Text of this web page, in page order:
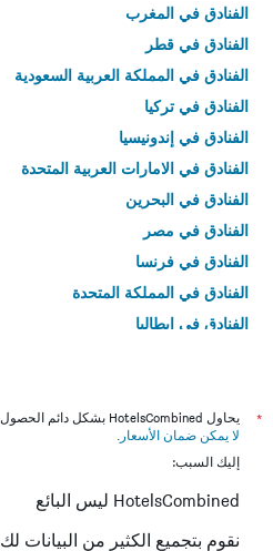
الفنادق في المغرب
الفنادق في قطر
الفنادق في المملكة العربية السعودية
الفنادق في تركيا
الفنادق في إندونيسيا
الفنادق في الامارات العربية المتحدة
الفنادق في البحرين
الفنادق في مصر
الفنادق في فرنسا
الفنادق في المملكة المتحدة
الفنادق في إيطاليا
*
يحاول HotelsCombined بشكل دائم الحصول على الأسعار الدقيقة، ولكن
لا يمكن ضمان الأسعار .
إليك السبب:
HotelsCombined ليس البائع
نقوم بتجميع الكثير من البيانات لك